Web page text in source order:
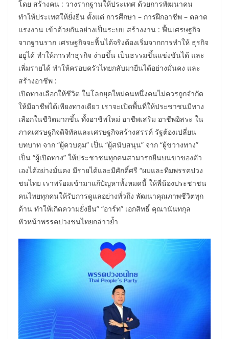
โดย สร้างคน : วางรากฐานให้ประเทศ ด้วยการพัฒนาคน
ทำให้ประเทศให้ยั่งยืน ตั้งแต่ การศึกษา – การฝึกอาชีพ – ตลาด
แรงงาน เข้าด้วยกันอย่างเป็นระบบ สร้างงาน : ฟื้นเศรษฐกิจ
จากฐานราก เศรษฐกิจจะฟื้นได้จริงต้องเริ่มจากการทำให้ ธุรกิจ
อยู่ได้ ทำให้การทำธุรกิจ ง่ายขึ้น เป็นธรรมขึ้นแข่งขันได้ และ
เพิ่มรายได้ ทำให้ครอบครัวไทยกลับมายืนได้อย่างมั่นคง และ
สร้างอาชีพ :
เปิดทางเลือกให้ชีวิต ในโลกยุคใหม่คนหนึ่งคนไม่ควรถูกจำกัด
ให้มีอาชีพได้เพียงทางเดียว เราจะเปิดพื้นที่ให้ประชาชนมีทาง
เลือกในชีวิตมากขึ้น ทั้งอาชีพใหม่ อาชีพเสริม อาชีพอิสระ ใน
ภาคเศรษฐกิจดิจิทัลและเศรษฐกิจสร้างสรรค์ รัฐต้องเปลี่ยน
บทบาท จาก “ผู้ควบคุม” เป็น “ผู้สนับสนุน” จาก “ผู้ขวางทาง”
เป็น “ผู้เปิดทาง” ให้ประชาชนทุกคนสามารถยืนบนขาของตัว
เองได้อย่างมั่นคง มีรายได้และมีศักดิ์ศรี “ผมและทีมพรรคปวง
ชนไทย เราพร้อมเข้ามาแก้ปัญหาทั้งหมดนี้ ให้พี่น้องประชาชน
คนไทยทุกคนให้รับการดูแลอย่างทั่วถึง พัฒนาคุณภาพชีวิตทุก
ด้าน ทำให้เกิดความยั่งยืน” “อาร์ท” เอกสิทธิ์ คุณานันทกุล
หัวหน้าพรรคปวงชนไทยกล่าวย้ำ